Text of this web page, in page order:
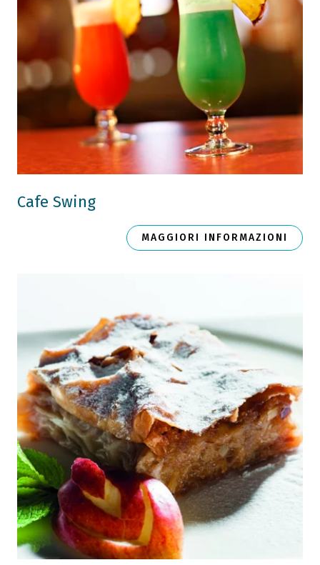
Cafe Swing
MAGGIORI INFORMAZIONI